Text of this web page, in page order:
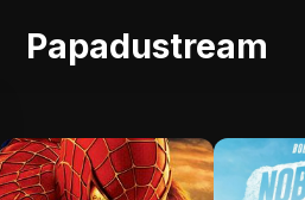
Papadustream